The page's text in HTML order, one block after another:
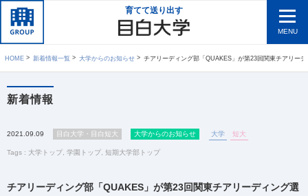
育てて送り出す
MENU
HOME 新着情報一覧 大学からのお知らせ チアリーディング部「QUAKES」が第23回関東チアリーディング選手権大会（スピリッツ競技演技 大学
新着情報
2021.09.09 目白大学・目白短大 大学からのお知らせ 大学 短大
Tags : 大学トップ 学園トップ 短期大学部トップ
チアリーディング部「QUAKES」が第23回関東チアリーディング選